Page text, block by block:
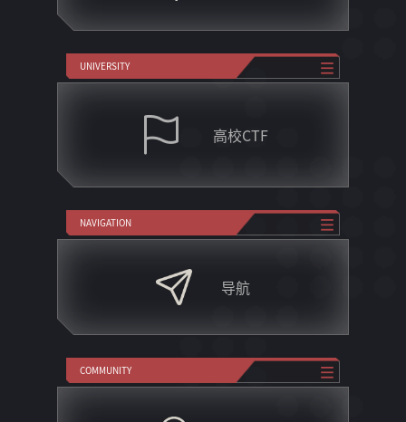
UNIVERSITY
高校CTF
NAVIGATION
导航
COMMUNITY